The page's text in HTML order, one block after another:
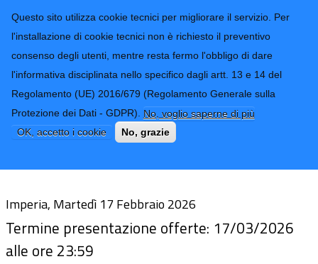
Questo sito utilizza cookie tecnici per migliorare il servizio. Per
l'installazione di cookie tecnici non è richiesto il preventivo
consenso degli utenti, mentre resta fermo l'obbligo di dare
l'informativa disciplinata nello specifico dagli artt. 13 e 14 del
Regolamento (UE) 2016/679 (Regolamento Generale sulla
Protezione dei Dati - GDPR). No, voglio saperne di più
OK, accetto i cookie
No, grazie
Provincia di
Imperia
CONTATTI-URP
TRASPARENZA
Form di ricerca
Avviso Procedura Aperta sotto-soglia
per lavori manutenzione straordinaria
Imperia, Martedì 17 Febbraio 2026
Termine presentazione offerte: 17/03/2026
alle ore 23:59